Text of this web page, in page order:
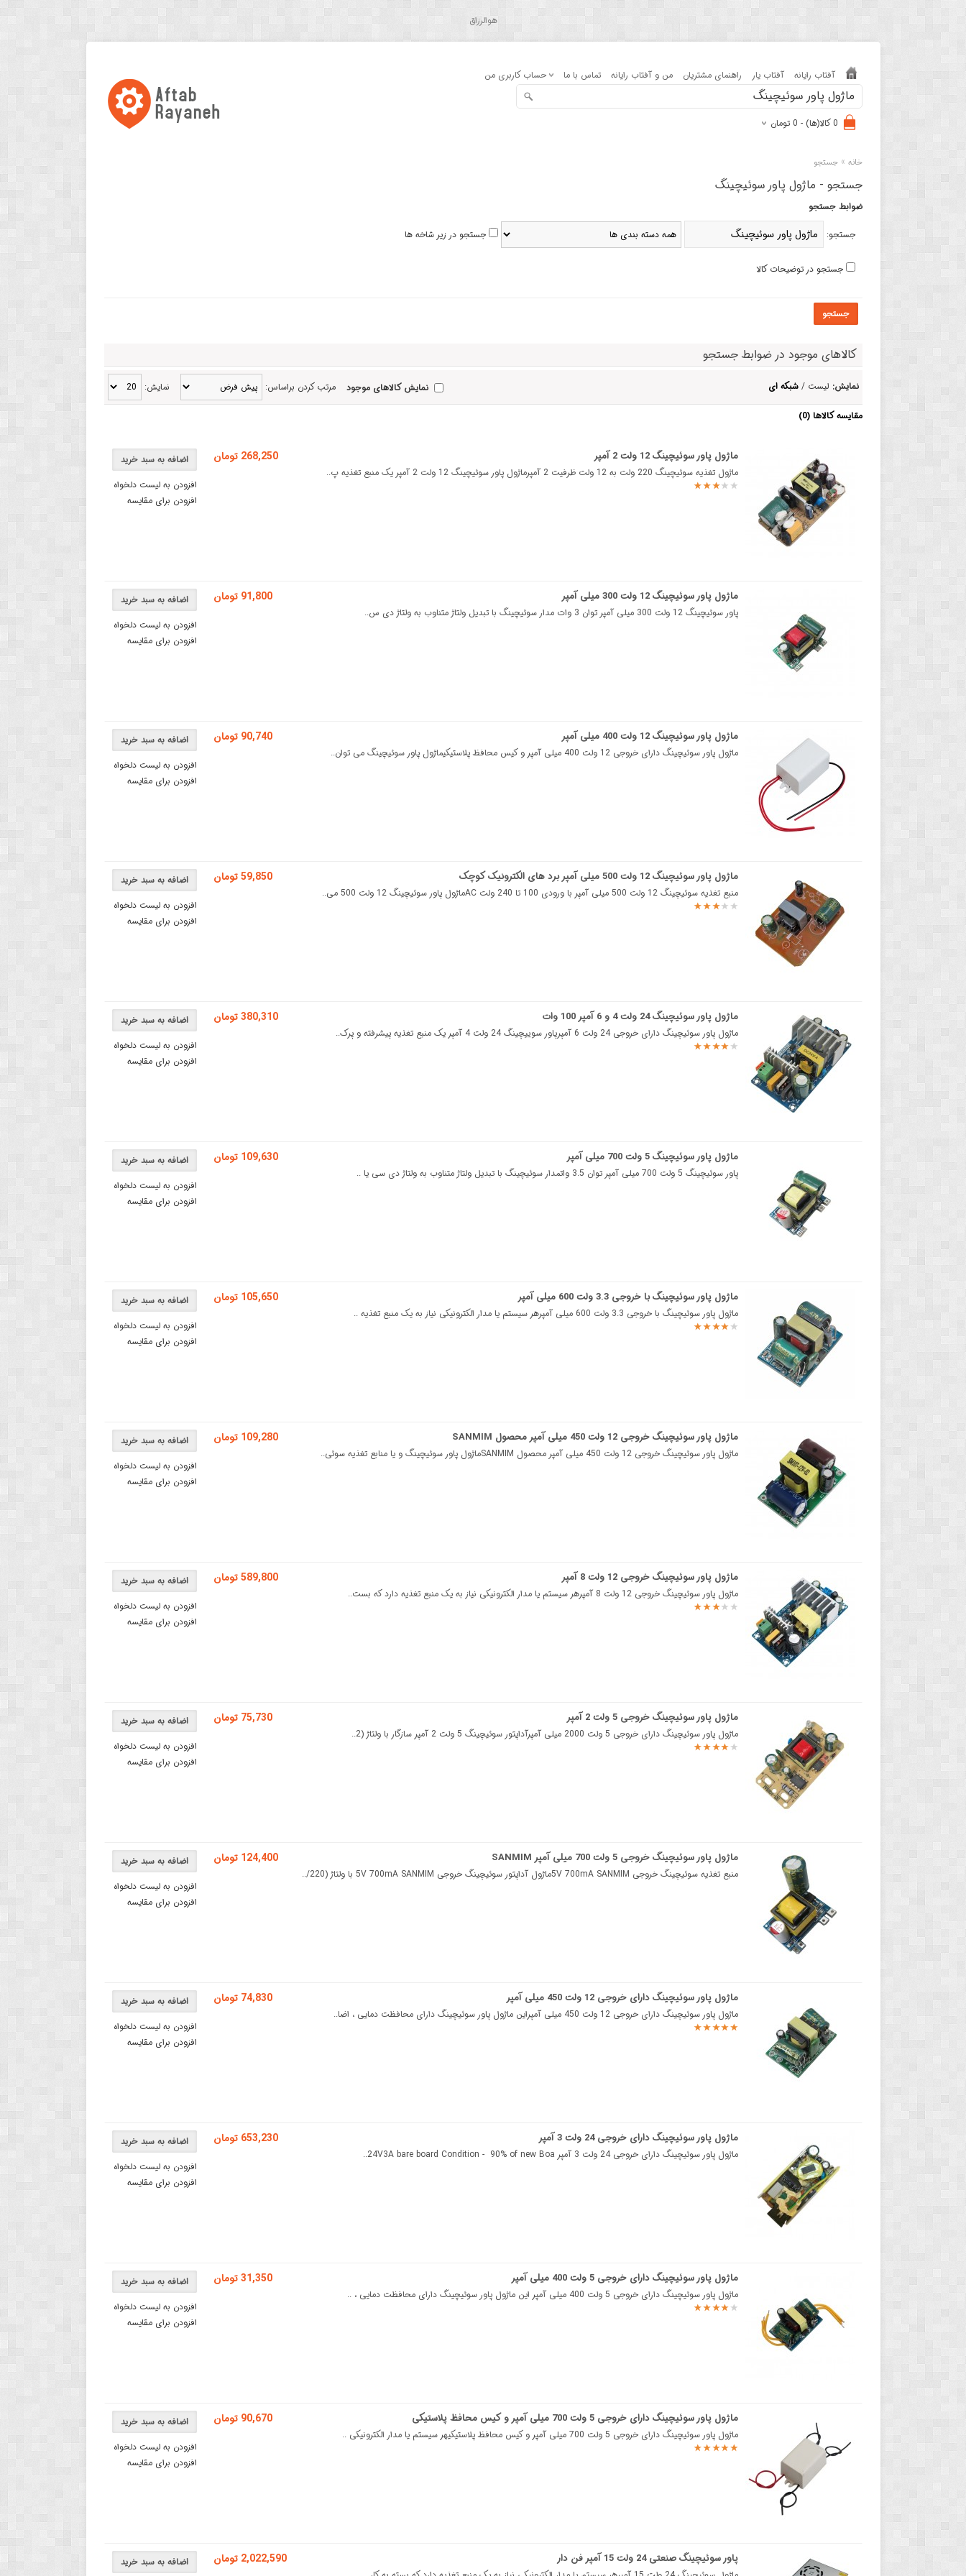
هوالرزاق
آفتاب رایانه آفتاب یار راهنمای مشتریان من و آفتاب رایانه تماس با ما حساب کاربری من
0 کالا(ها) - 0 تومان
خانه »جستجو
جستجو - ماژول پاور سوئیچینگ
ضوابط جستجو
جستجو: جستجو در زیر شاخه ها
جستجو در توضیحات کالا
جستجو
کالاهای موجود در ضوابط جستجو
نمایش: لیست /شبکه ای نمایش: مرتب کردن براساس: نمایش کالاهای موجود
مقایسه کالاها (0)
اضافه به سبد خرید
افزودن به لیست دلخواه
افزودن برای مقایسه
268,250 تومان ماژول پاور سوئیچینگ 12 ولت 2 آمپر
ماژول تغذیه سوئیچینگ 220 ولت به 12 ولت ظرفیت 2 آمپرماژول پاور سوئیچینگ 12 ولت 2 آمپر یک منبع تغذیه پ..
اضافه به سبد خرید
افزودن به لیست دلخواه
افزودن برای مقایسه
91,800 تومان ماژول پاور سوئیچینگ 12 ولت 300 میلی آمپر
پاور سوئیچینگ 12 ولت 300 میلی آمپر توان 3 وات مدار سوئیچینگ با تبدیل ولتاژ متناوب به ولتاژ دی س..
اضافه به سبد خرید
افزودن به لیست دلخواه
افزودن برای مقایسه
90,740 تومان ماژول پاور سوئیچینگ 12 ولت 400 میلی آمپر
ماژول پاور سوئیچینگ دارای خروجی 12 ولت 400 میلی آمپر و کیس محافظ پلاستیکیماژول پاور سوئیچینگ می توان..
اضافه به سبد خرید
افزودن به لیست دلخواه
افزودن برای مقایسه
59,850 تومان ماژول پاور سوئیچینگ 12 ولت 500 میلی آمپر برد های الکترونیک کوچک
منبع تغذیه سوئیچینگ 12 ولت 500 میلی آمپر با ورودی 100 تا 240 ولت ACماژول پاور سوئیچینگ 12 ولت 500 می..
اضافه به سبد خرید
افزودن به لیست دلخواه
افزودن برای مقایسه
380,310 تومان ماژول پاور سوئیچینگ 24 ولت 4 و 6 آمپر 100 وات
ماژول پاور سوئیچینگ دارای خروجی 24 ولت 6 آمپرپاور سوییچینگ 24 ولت 4 آمپر یک منبع تغذیه پیشرفته و پرک..
اضافه به سبد خرید
افزودن به لیست دلخواه
افزودن برای مقایسه
109,630 تومان ماژول پاور سوئیچینگ 5 ولت 700 میلی آمپر
پاور سوئیچینگ 5 ولت 700 میلی آمپر توان 3.5 واتمدار سوئیچینگ با تبدیل ولتاژ متناوب به ولتاژ دی سی یا ..
اضافه به سبد خرید
افزودن به لیست دلخواه
افزودن برای مقایسه
105,650 تومان ماژول پاور سوئیچینگ با خروجی 3.3 ولت 600 میلی آمپر
ماژول پاور سوئیچینگ با خروجی 3.3 ولت 600 میلی آمپرهر سیستم یا مدار الکترونیکی نیاز به یک منبع تغذیه ..
اضافه به سبد خرید
افزودن به لیست دلخواه
افزودن برای مقایسه
109,280 تومان ماژول پاور سوئیچینگ خروجی 12 ولت 450 میلی آمپر محصول SANMIM
ماژول پاور سوئیچینگ خروجی 12 ولت 450 میلی آمپر محصول SANMIMماژول پاور سوئیچینگ و یا منابع تغذیه سوئی..
اضافه به سبد خرید
افزودن به لیست دلخواه
افزودن برای مقایسه
589,800 تومان ماژول پاور سوئیچینگ خروجی 12 ولت 8 آمپر
ماژول پاور سوئیچینگ خروجی 12 ولت 8 آمپرهر سیستم یا مدار الکترونیکی نیاز به یک منبع تغذیه دارد که بست..
اضافه به سبد خرید
افزودن به لیست دلخواه
افزودن برای مقایسه
75,730 تومان ماژول پاور سوئیچینگ خروجی 5 ولت 2 آمپر
ماژول پاور سوئیچینگ دارای خروجی 5 ولت 2000 میلی آمپرآداپتور سوئیچینگ 5 ولت 2 آمپر سازگار با ولتاژ (2..
اضافه به سبد خرید
افزودن به لیست دلخواه
افزودن برای مقایسه
124,400 تومان ماژول پاور سوئیچینگ خروجی 5 ولت 700 میلی آمپر SANMIM
منبع تغذیه سوئیچینگ خروجی 5V 700mA SANMIMماژول آداپتور سوئیچینگ خروجی 5V 700mA SANMIM با ولتاژ (220/..
اضافه به سبد خرید
افزودن به لیست دلخواه
افزودن برای مقایسه
74,830 تومان ماژول پاور سوئیچینگ دارای خروجی 12 ولت 450 میلی آمپر
ماژول پاور سوئیچینگ دارای خروجی 12 ولت 450 میلی آمپراین ماژول پاور سوئیچینگ دارای محافظت دمایی ، اضا..
اضافه به سبد خرید
افزودن به لیست دلخواه
افزودن برای مقایسه
653,230 تومان ماژول پاور سوئیچینگ دارای خروجی 24 ولت 3 آمپر
ماژول پاور سوئیچینگ دارای خروجی 24 ولت 3 آمپر 24V3A bare board Condition - 90% of new Boa..
اضافه به سبد خرید
افزودن به لیست دلخواه
افزودن برای مقایسه
31,350 تومان ماژول پاور سوئیچینگ دارای خروجی 5 ولت 400 میلی آمپر
ماژول پاور سوئیچینگ دارای خروجی 5 ولت 400 میلی آمپر این ماژول پاور سوئیچینگ دارای محافظت دمایی ، ..
اضافه به سبد خرید
افزودن به لیست دلخواه
افزودن برای مقایسه
90,670 تومان ماژول پاور سوئیچینگ دارای خروجی 5 ولت 700 میلی آمپر و کیس محافظ پلاستیکی
ماژول پاور سوئیچینگ دارای خروجی 5 ولت 700 میلی آمپر و کیس محافظ پلاستیکیهر سیستم یا مدار الکترونیکی ..
اضافه به سبد خرید 2,022,590 تومان پاور سوئیچینگ صنعتی 24 ولت 15 آمپر فن دار